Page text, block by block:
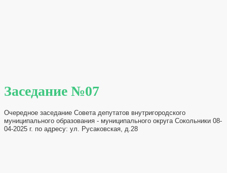
Заседание №07
Очередное заседание Совета депутатов внутригородского
муниципального образования - муниципального округа Сокольники 08-
04-2025 г. по адресу: ул. Русаковская, д.28